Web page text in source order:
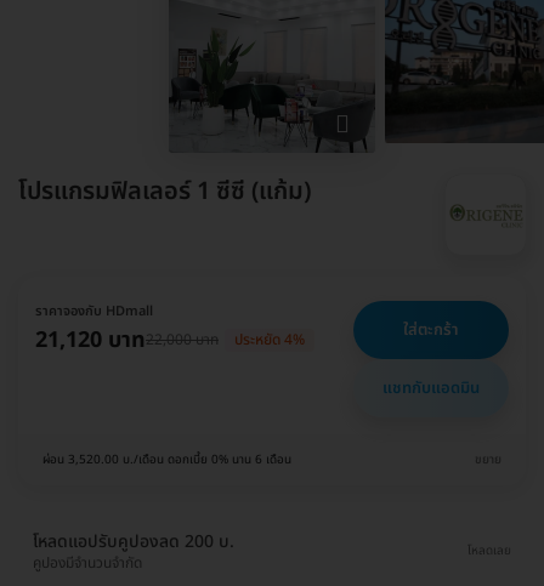
โปรแกรมฟิลเลอร์ 1 ซีซี (แก้ม)
ราคาจองกับ HDmall
21,120 บาท22,000 บาท ประหยัด 4% ใส่ตะกร้า
แชทกับแอดมิน
ผ่อน 3,520.00 บ./เดือน ดอกเบี้ย 0% นาน 6 เดือน ขยาย
โหลดแอปรับคูปองลด 200 บ.
คูปองมีจำนวนจำกัด
โหลดเลย